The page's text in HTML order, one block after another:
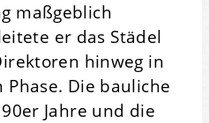
maßgeblich
er das Städel
hinweg in
Die bauliche
Jahre und die